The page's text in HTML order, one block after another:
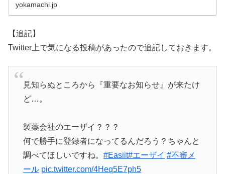
yokamachi.jp
【追記】
Twitter上で気になる投稿があったので追記しておきます。
見知らぬところから『重要なお知らせ』が来たけ
ど…。
製薬会社のエーザイ？？？
何で勝手に登録者になってるんだろう？ちゃんと
調べてほしいですね。 #Easiit#エーザイ #不審メ
ール pic.twitter.com/4Heq5E7ph5